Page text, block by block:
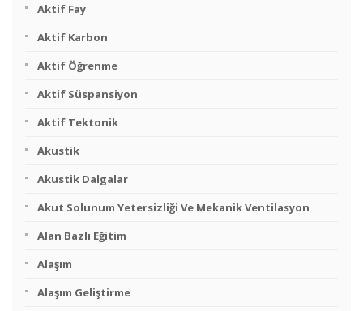
Aktif Fay
Aktif Karbon
Aktif Öğrenme
Aktif Süspansiyon
Aktif Tektonik
Akustik
Akustik Dalgalar
Akut Solunum Yetersizliği Ve Mekanik Ventilasyon
Alan Bazlı Eğitim
Alaşım
Alaşım Geliştirme